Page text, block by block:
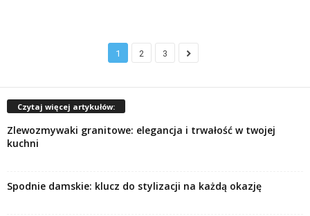
1 2 3
Czytaj więcej artykułów:
Zlewozmywaki granitowe: elegancja i trwałość w twojej
kuchni
Spodnie damskie: klucz do stylizacji na każdą okazję